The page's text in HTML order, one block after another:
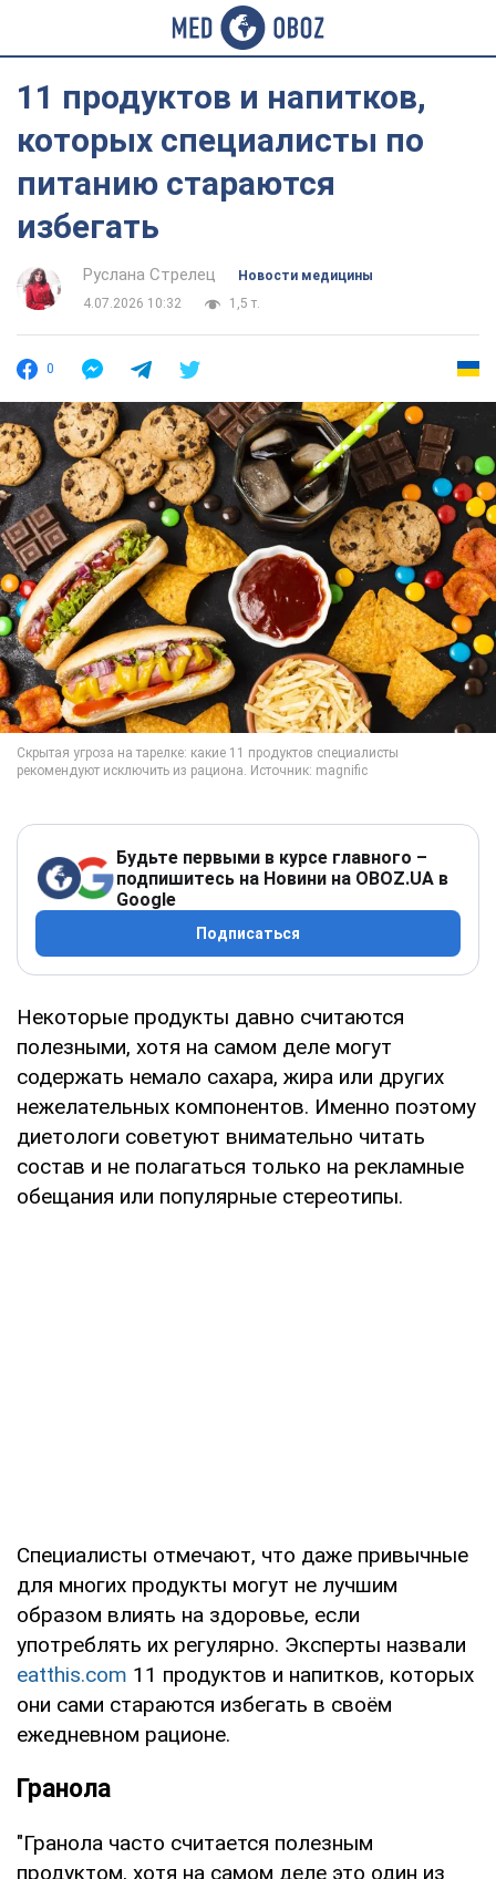
11 продуктов и напитков,
которых специалисты по
питанию стараются
избегать
Руслана Стрелец
Новости медицины
4.07.2026 10:32
1,5 т.
0
Будьте первыми в курсе главного –
подпишитесь на Новини на OBOZ.UA в
Google
Подписаться
Некоторые продукты давно считаются
полезными, хотя на самом деле могут
содержать немало сахара, жира или других
нежелательных компонентов. Именно поэтому
диетологи советуют внимательно читать
состав и не полагаться только на рекламные
обещания или популярные стереотипы.
Специалисты отмечают, что даже привычные
для многих продукты могут не лучшим
образом влиять на здоровье, если
употреблять их регулярно. Эксперты назвали
eatthis.com 11 продуктов и напитков, которых
они сами стараются избегать в своём
ежедневном рационе.
Гранола
"Гранола часто считается полезным
продуктом, хотя на самом деле это один из